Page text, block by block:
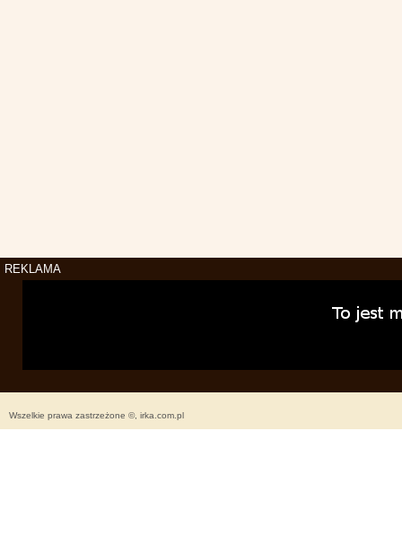
REKLAMA
Wszelkie prawa zastrzeżone ©, irka.com.pl